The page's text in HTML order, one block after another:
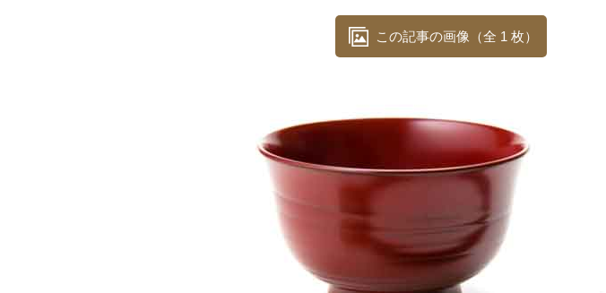
この記事の画像（全 1 枚）